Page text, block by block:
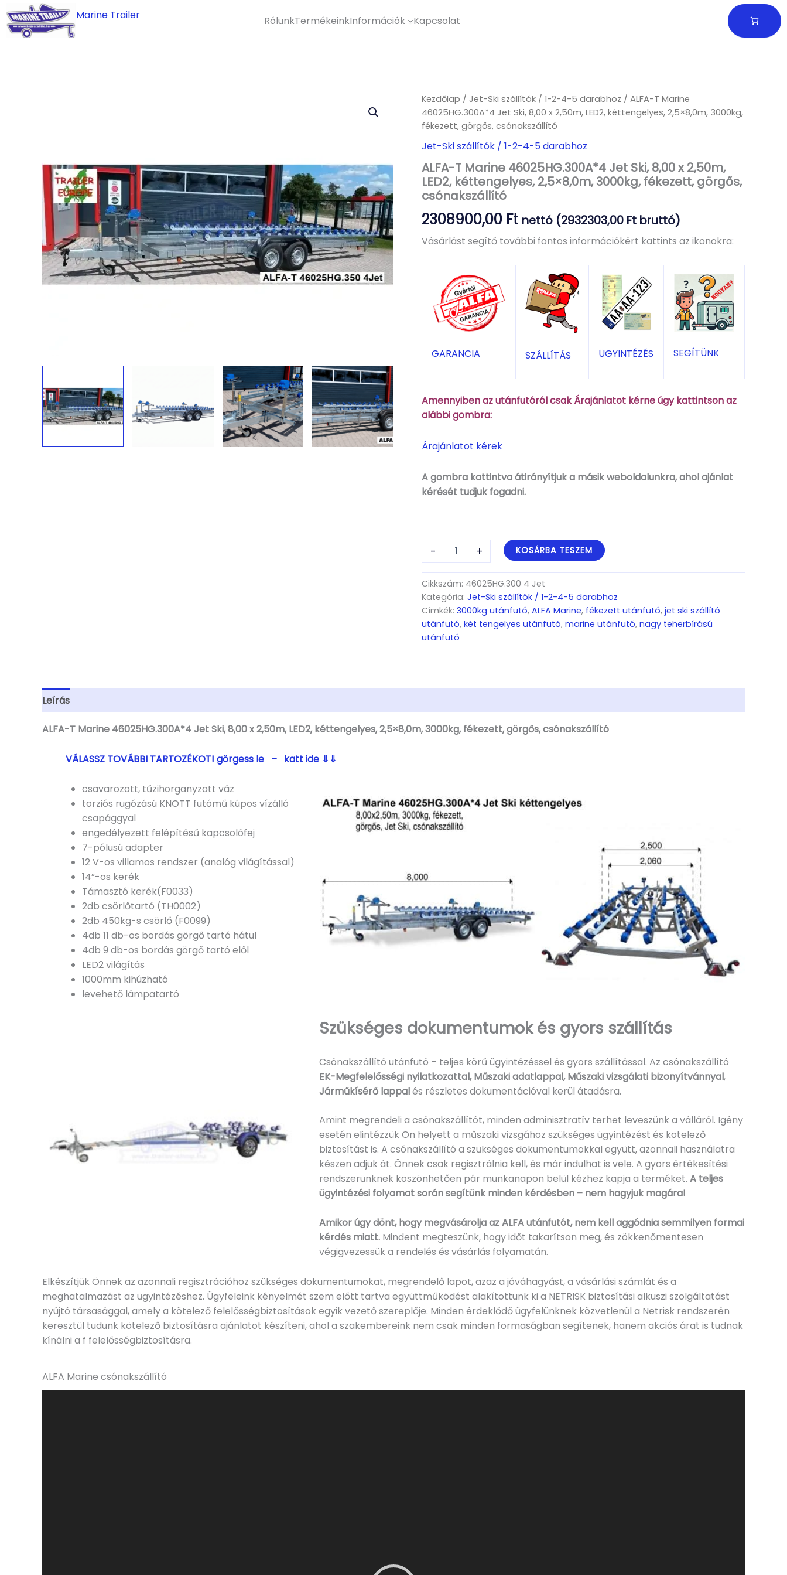
to
content
Marine Trailer RólunkTermékeinkInformációk Kapcsolat
Kezdőlap / Jet-Ski szállítók / 1-2-4-5 darabhoz / ALFA-T Marine
46025HG.300A*4 Jet Ski, 8,00 x 2,50m, LED2, kéttengelyes, 2,5×8,0m, 3000kg,
fékezett, görgős, csónakszállító
Jet-Ski szállítók / 1-2-4-5 darabhoz
ALFA-T Marine 46025HG.300A*4 Jet Ski, 8,00 x 2,50m,
LED2, kéttengelyes, 2,5×8,0m, 3000kg, fékezett, görgős,
csónakszállító
2308900,00 Ft nettó (2932303,00 Ft bruttó)
Vásárlást segítő további fontos információkért kattints az ikonokra:
GARANCIA SZÁLLÍTÁS ÜGYINTÉZÉS SEGÍTÜNK
Amennyiben az utánfutóról csak Árajánlatot kérne úgy kattintson az
alábbi gombra:
Árajánlatot kérek
A gombra kattintva átirányítjuk a másik weboldalunkra, ahol ajánlat
kérését tudjuk fogadni.
-
46025HG.300A*4
Jet
Ski,
8,00
x
2,50m,
mennyiség
+ KOSÁRBA TESZEM
Cikkszám: 46025HG.300 4 Jet
Kategória: Jet-Ski szállítók / 1-2-4-5 darabhoz
Címkék: 3000kg utánfutó, ALFA Marine, fékezett utánfutó, jet ski szállító
utánfutó, két tengelyes utánfutó, marine utánfutó, nagy teherbírású
utánfutó
Leírás
ALFA-T Marine 46025HG.300A*4 Jet Ski, 8,00 x 2,50m, LED2, kéttengelyes, 2,5×8,0m, 3000kg, fékezett, görgős, csónakszállító
VÁLASSZ TOVÁBBI TARTOZÉKOT! görgess le – katt ide ⇓⇓
csavarozott, tűzihorganyzott váz
torziós rugózású KNOTT futómű kúpos vízálló
csapággyal
engedélyezett felépítésű kapcsolófej
7-pólusú adapter
12 V-os villamos rendszer (analóg világítással)
14”-os kerék
Támasztó kerék(F0033)
2db csörlőtartó (TH0002)
2db 450kg-s csörlő (F0099)
4db 11 db-os bordás görgő tartó hátul
4db 9 db-os bordás görgő tartó elől
LED2 világítás
1000mm kihúzható
levehető lámpatartó
Szükséges dokumentumok és gyors szállítás
Csónakszállító utánfutó – teljes körű ügyintézéssel és gyors szállítással. Az csónakszállító
EK-Megfelelősségi nyilatkozattal, Műszaki adatlappal, Műszaki vizsgálati bizonyítvánnyal,
Járműkísérő lappalés részletes dokumentációval kerül átadásra.
Amint megrendeli a csónakszállítót, minden adminisztratív terhet leveszünk a válláról. Igény
esetén elintézzük Ön helyett a műszaki vizsgához szükséges ügyintézést és kötelező
biztosítást is. A csónakszállító a szükséges dokumentumokkal együtt, azonnali használatra
készen adjuk át. Önnek csak regisztrálnia kell, és már indulhat is vele. A gyors értékesítési
rendszerünknek köszönhetően pár munkanapon belül kézhez kapja a terméket. A teljes
ügyintézési folyamat során segítünk minden kérdésben – nem hagyjuk magára!
Amikor úgy dönt, hogy megvásárolja az ALFA utánfutót, nem kell aggódnia semmilyen formai
kérdés miatt. Mindent megteszünk, hogy időt takarítson meg, és zökkenőmentesen
végigvezessük a rendelés és vásárlás folyamatán.
Elkészítjük Önnek az azonnali regisztrációhoz szükséges dokumentumokat, megrendelő lapot, azaz a jóváhagyást, a vásárlási számlát és a
meghatalmazást az ügyintézéshez. Ügyfeleink kényelmét szem előtt tartva együttműködést alakítottunk ki a NETRISK biztosítási alkuszi szolgáltatást
nyújtó társasággal, amely a kötelező felelősségbiztosítások egyik vezető szereplője. Minden érdeklődő ügyfelünknek közvetlenül a Netrisk rendszerén
keresztül tudunk kötelező biztosításra ajánlatot készíteni, ahol a szakembereink nem csak minden formaságban segítenek, hanem akciós árat is tudnak
kínálni a f felelősségbiztosításra.
ALFA Marine csónakszállító